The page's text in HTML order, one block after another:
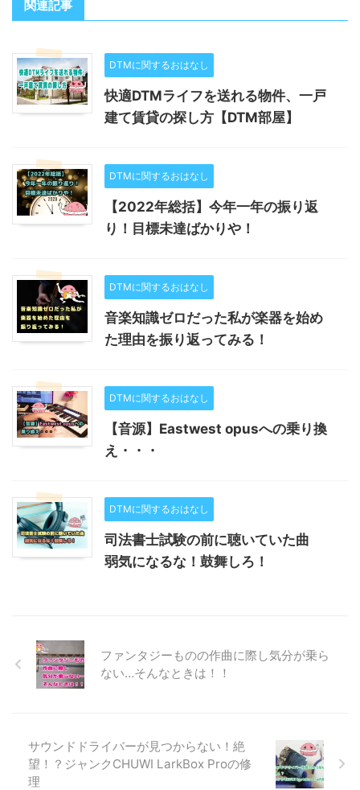
関連記事
DTMに関するおはなし
快適DTMライフを送れる物件、一戸
建て賃貸の探し方【DTM部屋】
DTMに関するおはなし
【2022年総括】今年一年の振り返
り！目標未達ばかりや！
DTMに関するおはなし
音楽知識ゼロだった私が楽器を始め
た理由を振り返ってみる！
DTMに関するおはなし
【音源】Eastwest opusへの乗り換
え・・・
DTMに関するおはなし
司法書士試験の前に聴いていた曲
弱気になるな！鼓舞しろ！
ファンタジーものの作曲に際し気分が乗ら
ない…そんなときは！！
サウンドドライバーが見つからない！絶
望！？ジャンクCHUWI LarkBox Proの修
理